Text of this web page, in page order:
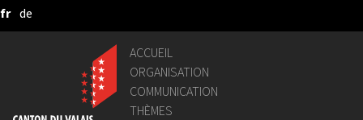
Saut au contenu principal
fr de
ACCUEIL
ORGANISATION
COMMUNICATION
THÈMES